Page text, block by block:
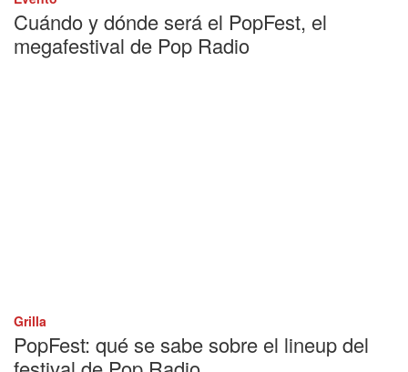
Cuándo y dónde será el PopFest, el
megafestival de Pop Radio
Grilla
PopFest: qué se sabe sobre el lineup del